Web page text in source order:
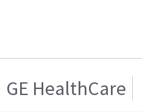
GE HealthCare